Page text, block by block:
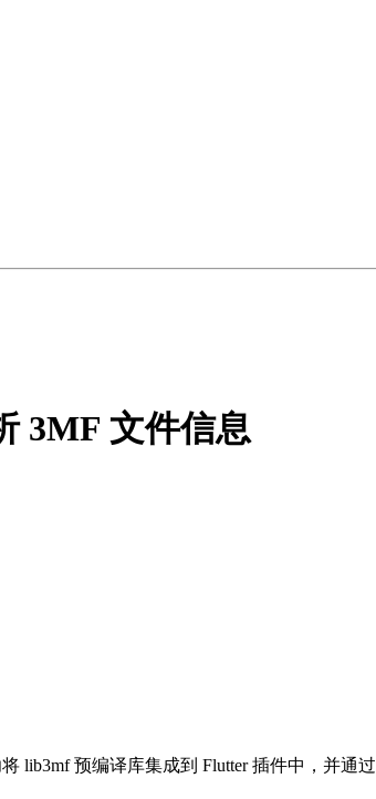
3MF 文件信息
lib3mf 预编译库集成到 Flutter 插件中，并通